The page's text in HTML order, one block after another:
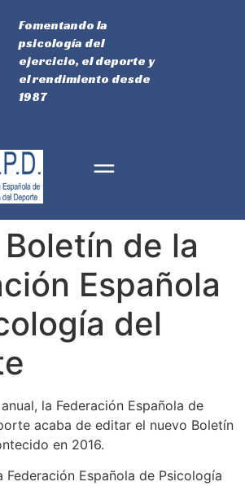
Fomentando la
psicología del
ejercicio, el deporte y
el rendimiento desde
1987
de la
Española
del
la Federación Española de
acaba de editar el nuevo Boletín
en 2016.
Federación Española de Psicología